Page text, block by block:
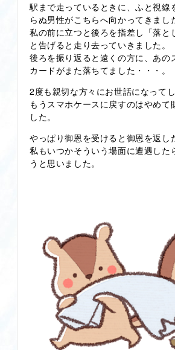
駅まで走っているときに、ふと視線
らぬ男性がこちらへ向かってきまし
私の前に立つと後ろを指差し「落と
と告げると走り去っていきました。
後ろを振り返ると遠くの方に、あの
カードがまた落ちてました・・・。
2度も親切な方々にお世話になってし
もうスマホケースに戻すのはやめて
した。
やっぱり御恩を受けると御恩を返し
私もいつかそういう場面に遭遇した
うと思いました。